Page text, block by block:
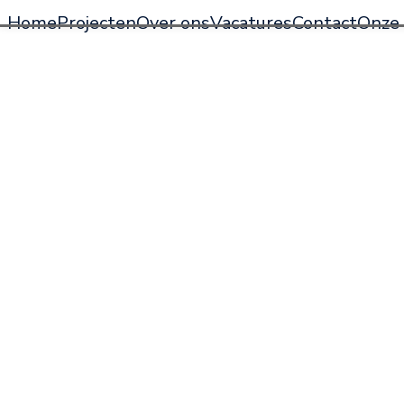
HomeProjectenOver onsVacaturesContact